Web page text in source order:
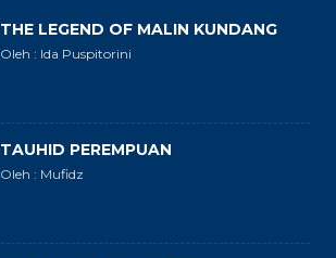
THE LEGEND OF MALIN KUNDANG
Oleh : Ida Puspitorini
TAUHID PEREMPUAN
Oleh : Mufidz